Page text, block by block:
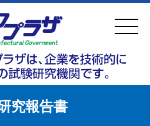
究報告書